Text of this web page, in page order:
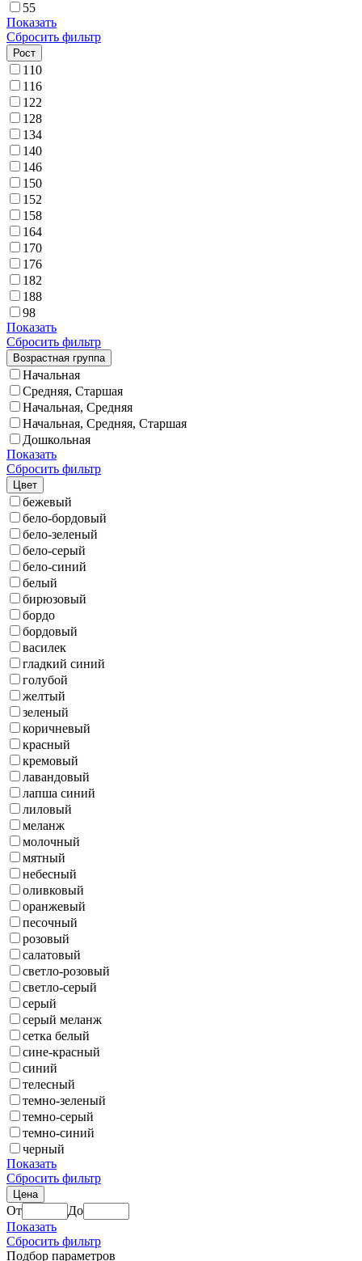
55
Показать
Сбросить фильтр
Рост
110
116
122
128
134
140
146
150
152
158
164
170
176
182
188
98
Показать
Сбросить фильтр
Возрастная группа
Начальная
Средняя, Старшая
Начальная, Средняя
Начальная, Средняя, Старшая
Дошкольная
Показать
Сбросить фильтр
Цвет
бежевый
бело-бордовый
бело-зеленый
бело-серый
бело-синий
белый
бирюзовый
бордо
бордовый
василек
гладкий синий
голубой
желтый
зеленый
коричневый
красный
кремовый
лавандовый
лапша синий
лиловый
меланж
молочный
мятный
небесный
оливковый
оранжевый
песочный
розовый
салатовый
светло-розовый
светло-серый
серый
серый меланж
сетка белый
сине-красный
синий
телесный
темно-зеленый
темно-серый
темно-синий
черный
Показать
Сбросить фильтр
Цена
От
До
Показать
Сбросить фильтр
Подбор параметров